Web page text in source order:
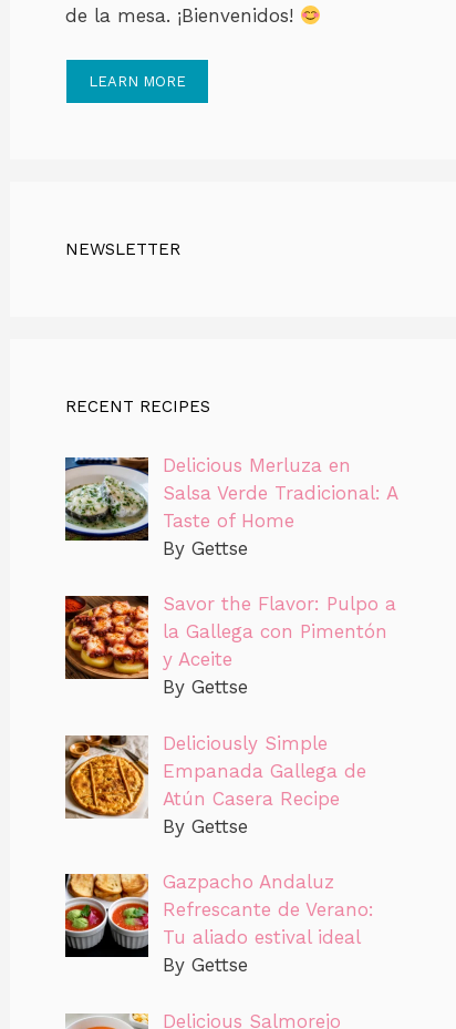
de la mesa. ¡Bienvenidos!
LEARN MORE
NEWSLETTER
RECENT RECIPES
Delicious Merluza en
Salsa Verde Tradicional: A
Taste of Home
By Gettse
Savor the Flavor: Pulpo a
la Gallega con Pimentón
y Aceite
By Gettse
Deliciously Simple
Empanada Gallega de
Atún Casera Recipe
By Gettse
Gazpacho Andaluz
Refrescante de Verano:
Tu aliado estival ideal
By Gettse
Delicious Salmorejo